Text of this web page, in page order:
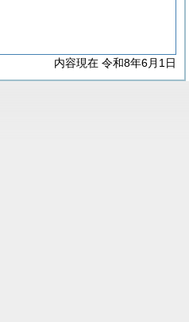
内容現在 令和8年6月1日